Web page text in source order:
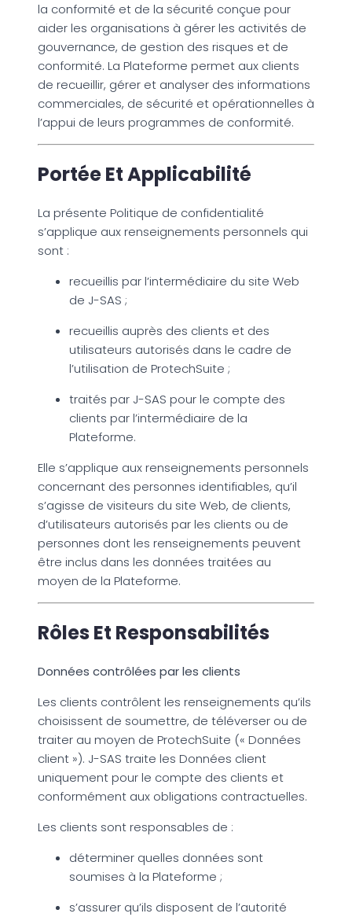
la conformité et de la sécurité conçue pour
aider les organisations à gérer les activités de
gouvernance, de gestion des risques et de
conformité. La Plateforme permet aux clients
de recueillir, gérer et analyser des informations
commerciales, de sécurité et opérationnelles à
l’appui de leurs programmes de conformité.
Portée Et Applicabilité
La présente Politique de confidentialité
s’applique aux renseignements personnels qui
sont :
recueillis par l’intermédiaire du site Web
de J-SAS ;
recueillis auprès des clients et des
utilisateurs autorisés dans le cadre de
l’utilisation de ProtechSuite ;
traités par J-SAS pour le compte des
clients par l’intermédiaire de la
Plateforme.
Elle s’applique aux renseignements personnels
concernant des personnes identifiables, qu’il
s’agisse de visiteurs du site Web, de clients,
d’utilisateurs autorisés par les clients ou de
personnes dont les renseignements peuvent
être inclus dans les données traitées au
moyen de la Plateforme.
Rôles Et Responsabilités
Données contrôlées par les clients
Les clients contrôlent les renseignements qu’ils
choisissent de soumettre, de téléverser ou de
traiter au moyen de ProtechSuite (« Données
client »). J-SAS traite les Données client
uniquement pour le compte des clients et
conformément aux obligations contractuelles.
Les clients sont responsables de :
déterminer quelles données sont
soumises à la Plateforme ;
s’assurer qu’ils disposent de l’autorité